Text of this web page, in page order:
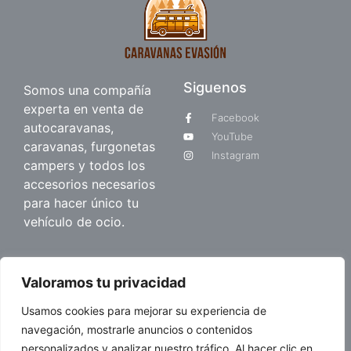
Valoramos tu privacidad
Usamos cookies para mejorar su experiencia de
navegación, mostrarle anuncios o contenidos
personalizados y analizar nuestro tráfico. Al hacer clic en
Somos una compañía
experta en venta de
autocaravanas,
caravanas, furgonetas
campers y todos los
accesorios necesarios
para hacer único tu
vehículo de ocio.
Siguenos
Facebook
YouTube
Instagram
Blog